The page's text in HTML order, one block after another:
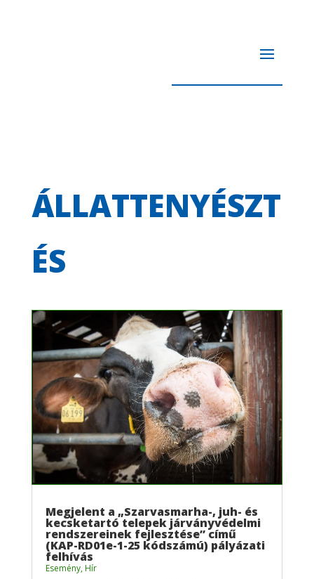
ÁLLATTENYÉSZT
ÉS
Megjelent a „Szarvasmarha-, juh- és
kecsketartó telepek járványvédelmi
rendszereinek fejlesztése” című
(KAP-RD01e-1-25 kódszámú) pályázati
felhívás
Esemény, Hír